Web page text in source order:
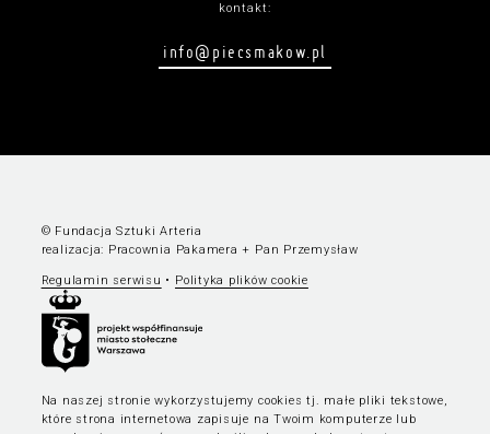
kontakt:
info@piecsmakow.pl
© Fundacja Sztuki Arteria
realizacja: Pracownia Pakamera + Pan Przemysław
Regulamin serwisu • Polityka plików cookie
Na naszej stronie wykorzystujemy cookies tj. małe pliki tekstowe,
które strona internetowa zapisuje na Twoim komputerze lub